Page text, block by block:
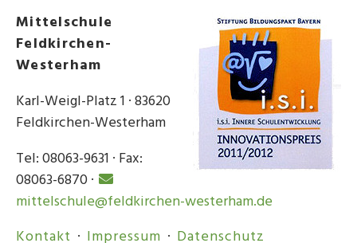
Mittelschule
Feldkirchen-
Westerham
Karl-Weigl-Platz 1 · 83620
Feldkirchen-Westerham
Tel: 08063-9631 · Fax:
08063-6870 ·
mittelschule@feldkirchen-westerham.de
Kontakt · Impressum · Datenschutz